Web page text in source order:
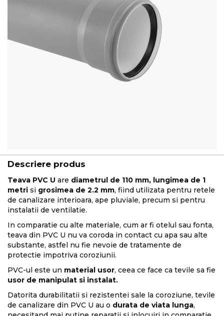
Descriere produs
Teava PVC U are diametrul de 110 mm, lungimea de 1
metri si grosimea de 2.2 mm, fiind utilizata pentru retele
de canalizare interioara, ape pluviale, precum si pentru
instalatii de ventilatie.
In comparatie cu alte materiale, cum ar fi otelul sau fonta,
teava din PVC U nu va coroda in contact cu apa sau alte
substante, astfel nu fie nevoie de tratamente de
protectie impotriva coroziunii.
PVC-ul este un material usor, ceea ce face ca tevile sa fie
usor de manipulat si instalat.
Datorita durabilitatii si rezistentei sale la coroziune, tevile
de canalizare din PVC U au o durata de viata lunga,